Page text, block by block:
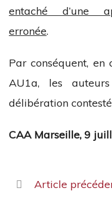
entaché d’une
erronée.
Par conséquent, en
AU1a, les
délibération
CAA Marseille, 9
Article